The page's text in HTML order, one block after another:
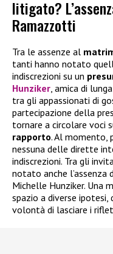
litigato?
Ramazzotti
Tra le assenze al
tanti hanno notato
indiscrezioni su un
Hunziker , amica di
tra gli appassionati di
partecipazione della
tornare a circolare voci
rapporto. Al momento,
nessuna delle dirette
indiscrezioni. Tra gli
notato anche l’assenza
Michelle Hunziker. Una
spazio a diverse
volontà di lasciare i